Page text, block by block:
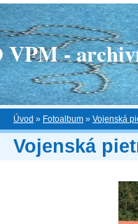
-
Úvod » Fotoalbum » Vojenská
Vojenská